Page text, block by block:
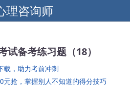
理咨询师
试备考练习题（18）
载，助力考前冲刺
元抢，掌握别人不知道的得分技巧